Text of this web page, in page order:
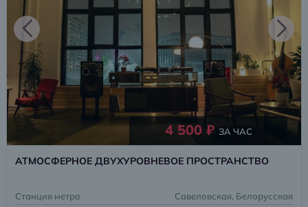
4 500 ₽ ЗА ЧАС
АТМОСФЕРНОЕ ДВУХУРОВНЕВОЕ ПРОСТРАНСТВО
Станция метро
Савеловская, Белорусская